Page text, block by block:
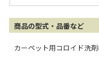
商品の型式・品番など
カーペット用コロイド洗